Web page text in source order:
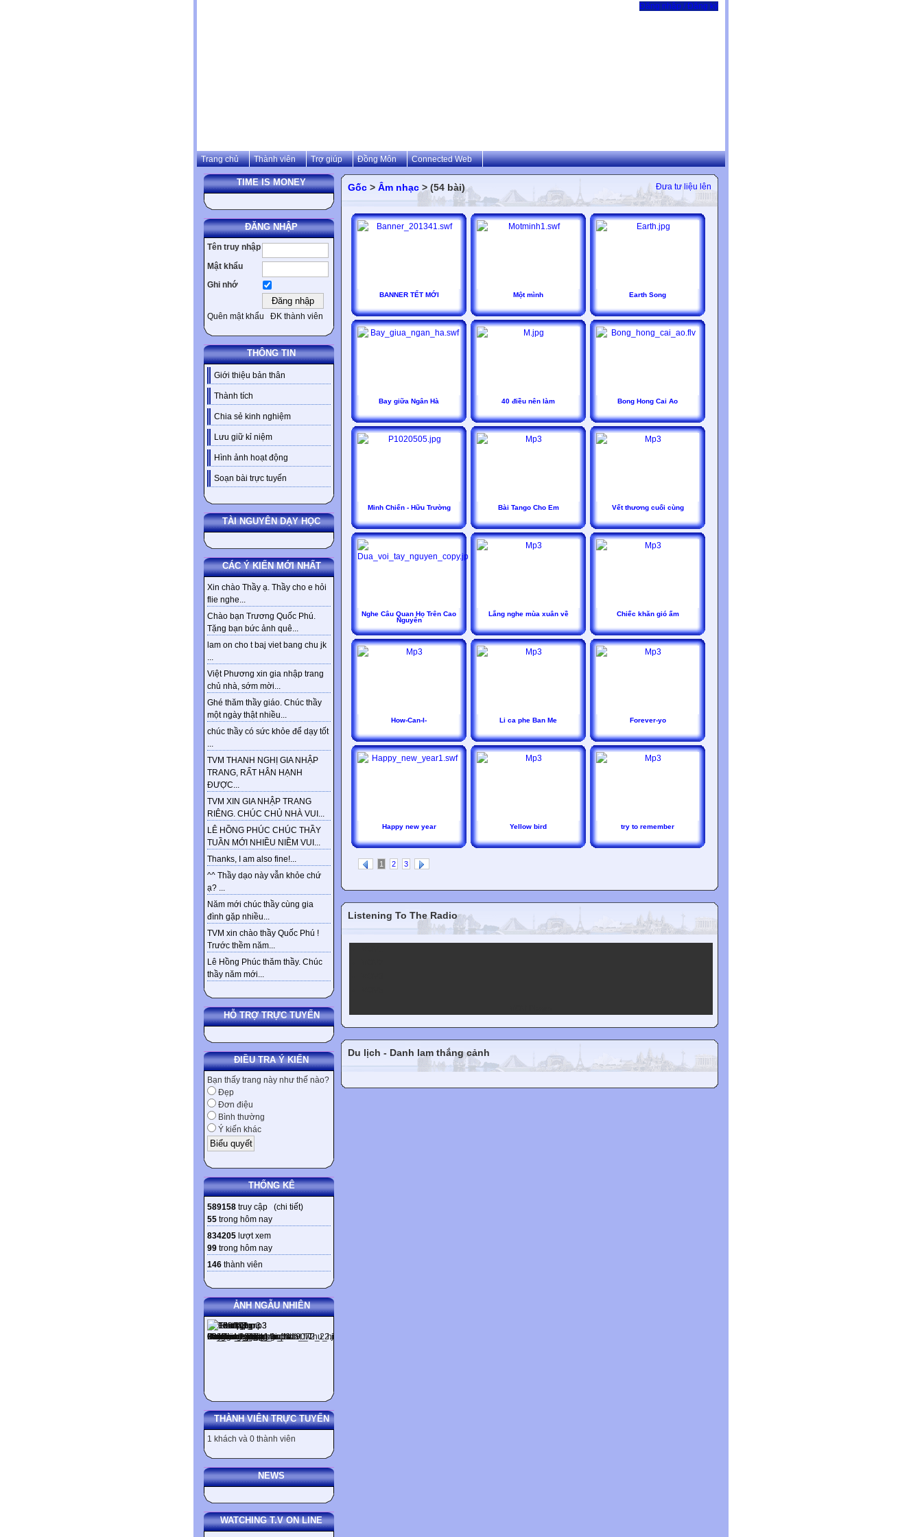
Đăng nhập / Đăng ký
Trang chủ Thành viên Trợ giúp Đồng Môn Connected Web
TIME IS MONEY
ĐĂNG NHẬP
Tên truy nhập
Mật khẩu
Ghi nhớ
Quên mật khẩu ĐK thành viên
THÔNG TIN
Giới thiệu bản thân
Thành tích
Chia sẻ kinh nghiệm
Lưu giữ kỉ niệm
Hình ảnh hoạt động
Soạn bài trực tuyến
TÀI NGUYÊN DẠY HỌC
CÁC Ý KIẾN MỚI NHẤT
Xin chào Thầy ạ. Thầy cho e hỏi
flie nghe...
Chào bạn Trương Quốc Phú.
Tặng bạn bức ảnh quê...
lam on cho t baj viet bang chu jk
...
Việt Phương xin gia nhập trang
chủ nhà, sớm mời...
Ghé thăm thầy giáo. Chúc thầy
một ngày thật nhiều...
chúc thầy có sức khỏe để dạy tốt
...
TVM THANH NGHỊ GIA NHẬP
TRANG, RẤT HÂN HẠNH
ĐƯỢC...
TVM XIN GIA NHẬP TRANG
RIÊNG. CHÚC CHỦ NHÀ VUI...
LÊ HỒNG PHÚC CHÚC THẦY
TUẦN MỚI NHIỀU NIỀM VUI...
Thanks, I am also fine!...
^^ Thầy dạo này vẫn khỏe chứ
ạ? ...
Năm mới chúc thầy cùng gia
đình gặp nhiều...
TVM xin chào thầy Quốc Phú !
Trước thềm năm...
Lê Hồng Phúc thăm thầy. Chúc
thầy năm mới...
HỖ TRỢ TRỰC TUYẾN
ĐIỀU TRA Ý KIẾN
Bạn thấy trang này như thế nào?
Đẹp
Đơn điệu
Bình thường
Ý kiến khác
THỐNG KÊ
589158 truy cập (chi tiết)
55 trong hôm nay
834205 lượt xem
99 trong hôm nay
146 thành viên
ẢNH NGẪU NHIÊN
THÀNH VIÊN TRỰC TUYẾN
1 khách và 0 thành viên
NEWS
WATCHING T.V ON LINE
Đưa tư liệu lên
Gốc > Âm nhạc > (54 bài)
BANNER TẾT MỚI Một mình Earth Song
Bay giữa Ngân Hà 40 điều nên làm Bong Hong Cai Ao
Minh Chiến - Hữu Trường Bài Tango Cho Em Vết thương cuối cùng
Nghe Câu Quan Họ Trên Cao
Nguyên
Lắng nghe mùa xuân về Chiếc khăn gió ấm
How-Can-I- Li ca phe Ban Me Forever-yo
Happy new year Yellow bird try to remember
1 2 3
Listening To The Radio
Du lịch - Danh lam thắng cảnh